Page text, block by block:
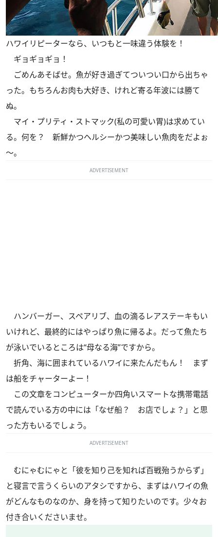
ハワイリピーターなら、いつもと一味違う体験を！
ギョギョギョ！
ごめんあそばせ。魚が好き過ぎてついつい口から出ちゃ
った。もちろんお肉も大好き、けれど寄る年波には勝て
ぬ。
マイ・プリティ・ストマック(私の可愛い胃)は求めてい
る。何を？ 新鮮かつヘルシーかつ美味しい魚肉をだよぉ
～。
ADVERTISEMENT
ハンバーガー、スペアリブ、血の滴るレアステーキもい
いけれど、最終的にはやっぱり魚に帰るよ。だって魚たち
が泳いでいるところは“母なる海”ですから。
折角、海に囲まれているハワイに来たんだもん！ まず
は船をチャーターよー！
この文章をコンピューターか四角いスマートな携帯電話
で読んでいる方の中には「なぜ船？ お店でしょ？」と思
った方もいるでしょう。
ADVERTISEMENT
むにゃむにゃと「彼を知り己を知れば百戦殆うからず」
と寝言で言うくらいのアタシですから、まずはハワイの魚
がどんなものなのか、身を持って知りたいのです。少々お
付き合いくださいませ。